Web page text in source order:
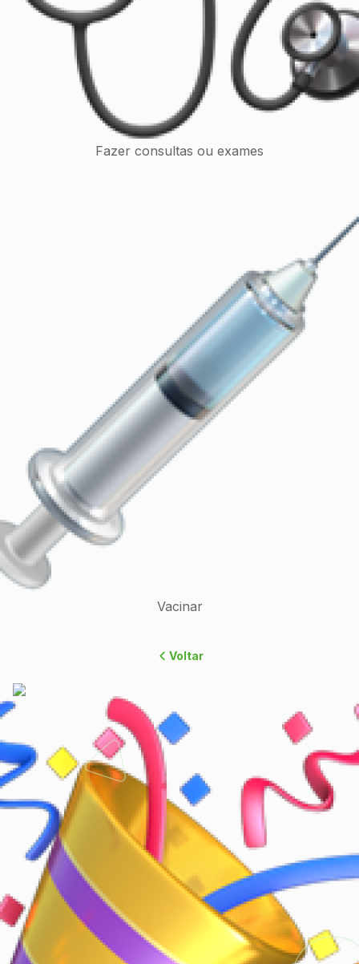
Fazer consultas ou exames
Vacinar
Voltar